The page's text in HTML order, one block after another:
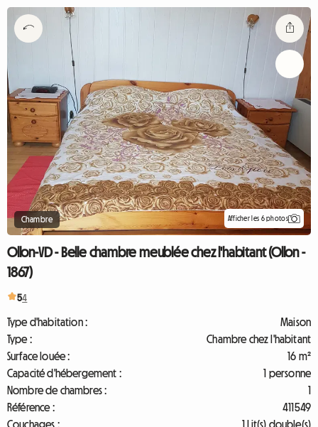
Chambre Afficher les 6 photos
Ollon-VD - Belle chambre meublée chez l'habitant (Ollon -
1867)
54
Type d'habitation :
Maison
Type :
Chambre chez l'habitant
Surface louée :
16 m²
Capacité d'hébergement :
1 personne
Nombre de chambres :
1
Référence :
411549
Couchages :
1 Lit(s) double(s)